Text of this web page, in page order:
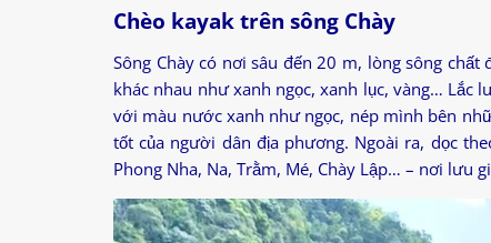
Chèo kayak trên sông Chày
Sông Chày có nơi sâu đến 20 m, lòng sông
khác nhau như xanh ngọc, xanh lục, vàng… Lắc
với màu nước xanh như ngọc, nép mình bên
tốt của người dân địa phương. Ngoài ra, dọc
Phong Nha, Na, Trằm, Mé, Chày Lập… – nơi lưu